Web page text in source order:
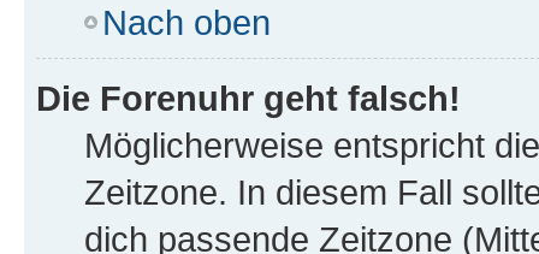
Nach oben
Die Forenuhr geht falsch!
Möglicherweise entspricht
Zeitzone. In diesem Fall
dich passende Zeitzone